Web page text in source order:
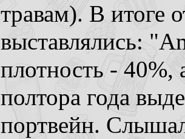
травам). В итоге
выставлялись:
плотность - 40%,
полтора года
портвейн.